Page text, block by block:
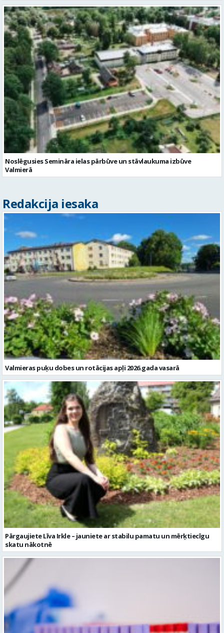
Noslēgusies Semināra ielas pārbūve un stāvlaukuma izbūve
Valmierā
Redakcija iesaka
Valmieras puķu dobes un rotācijas apļi 2026.gada vasarā
Pārgaujiete Līva Irkle – jauniete ar stabilu pamatu un mērķtiecīgu
skatu nākotnē